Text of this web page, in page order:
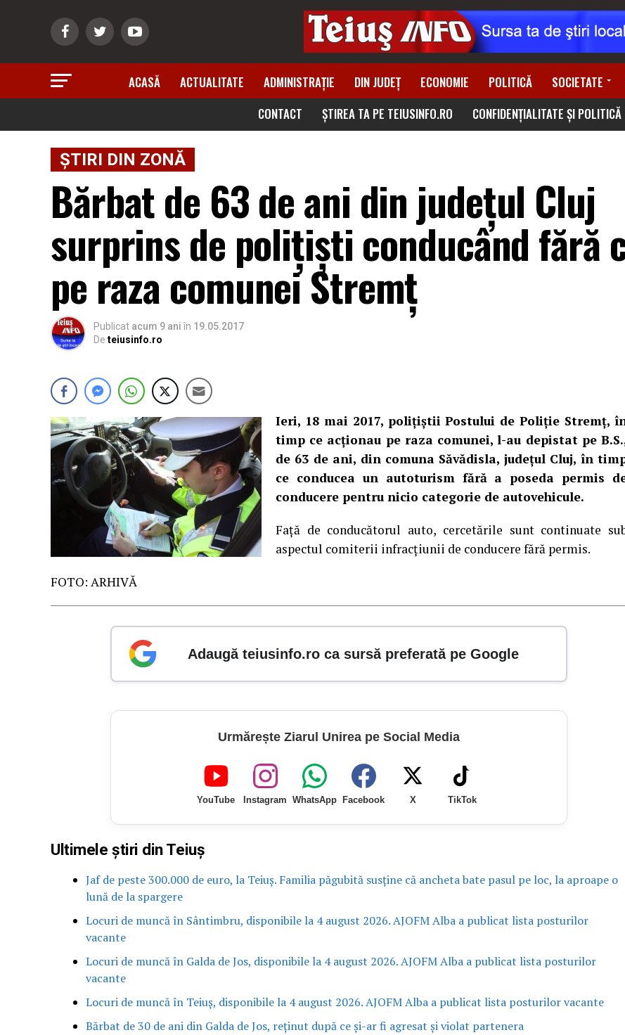
ACASĂ ACTUALITATE ADMINISTRAȚIE DIN JUDEȚ ECONOMIE POLITICĂ SOCIETATE
CONTACT
ȘTIREA TA PE TEIUSINFO.RO CONFIDENȚIALITATE ȘI POLITICĂ
ȘTIRI DIN ZONĂ
Bărbat de 63 de ani din județul Cluj
surprins de polițiști conducând fără
pe raza comunei Stremț
Publicat acum 9 ani în 19.05.2017
De teiusinfo.ro
Ieri, 18 mai 2017, poliţiştii Postului de Poliţie Stremţ,
timp ce acţionau pe raza comunei, l-au depistat pe
de 63 de ani, din comuna Săvădisla, judeţul Cluj, în
ce conducea un autoturism fără a poseda permis
conducere pentru nicio categorie de autovehicule.
Faţă de conducătorul auto, cercetările sunt continuate
aspectul comiterii infracţiunii de conducere fără permis.
FOTO: ARHIVĂ
Adaugă teiusinfo.ro ca sursă preferată pe Google
Urmărește Ziarul Unirea pe Social Media
YouTube Instagram WhatsApp Facebook X TikTok
Ultimele știri din Teiuș
Jaf de peste 300.000 de euro, la Teiuș. Familia păgubită susține că ancheta bate pasul pe loc, la aproape o
lună de la spargere
Locuri de muncă în Sântimbru, disponibile la 4 august 2026. AJOFM Alba a publicat lista posturilor
vacante
Locuri de muncă în Galda de Jos, disponibile la 4 august 2026. AJOFM Alba a publicat lista posturilor
vacante
Locuri de muncă în Teiuș, disponibile la 4 august 2026. AJOFM Alba a publicat lista posturilor vacante
Bărbat de 30 de ani din Galda de Jos, reținut după ce și-ar fi agresat și violat partenera